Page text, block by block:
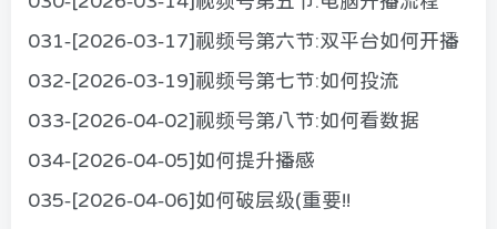
031-[2026-03-17]视频号第六节:双平台如何开播
032-[2026-03-19]视频号第七节:如何投流
033-[2026-04-02]视频号第八节:如何看数据
034-[2026-04-05]如何提升播感
035-[2026-04-06]如何破层级(重要!!